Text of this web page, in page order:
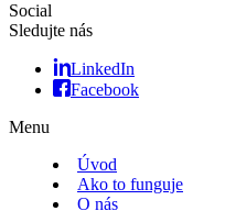
Social
Sledujte nás
LinkedIn
Facebook
Menu
Úvod
Ako to funguje
O nás